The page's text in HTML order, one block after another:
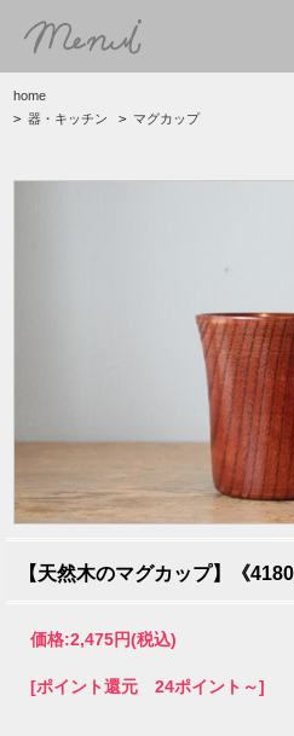
home
> 器・キッチン > マグカップ
【天然木のマグカップ】《4180
価格:2,475円(税込)
[ポイント還元 24ポイント～]